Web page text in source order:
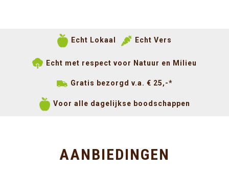
Echt Lokaal Echt Vers
Echt met respect voor Natuur en Milieu
Gratis bezorgd v.a. € 25,-*
Voor alle dagelijkse boodschappen
AANBIEDINGEN